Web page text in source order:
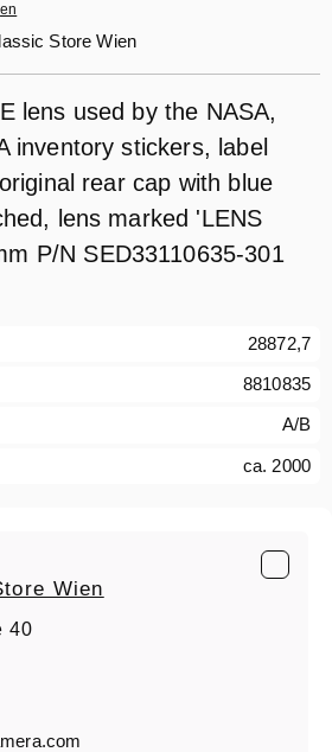
Store Wien
lens used by the NASA,
inventory stickers, label
rear cap with blue
lens marked 'LENS
P/N SED33110635-301
28872,7
8810835
A/B
ca. 2000
Wien
40